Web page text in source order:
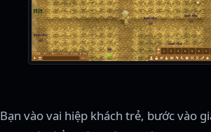
Bạn vào vai hiệp khách trẻ, bước vào